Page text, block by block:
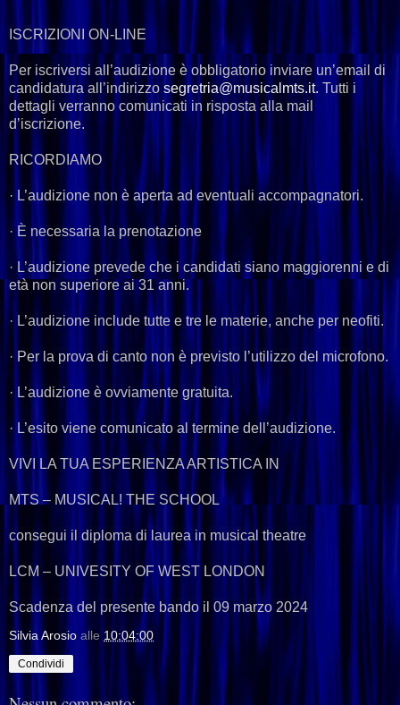
ISCRIZIONI ON-LINE
Per iscriversi all’audizione è obbligatorio inviare un’email di
candidatura all’indirizzo segretria@musicalmts.it. Tutti i
dettagli verranno comunicati in risposta alla mail
d’iscrizione.
RICORDIAMO
· L’audizione non è aperta ad eventuali accompagnatori.
· È necessaria la prenotazione
· L’audizione prevede che i candidati siano maggiorenni e di
età non superiore ai 31 anni.
· L’audizione include tutte e tre le materie, anche per neofiti.
· Per la prova di canto non è previsto l’utilizzo del microfono.
· L’audizione è ovviamente gratuita.
· L’esito viene comunicato al termine dell’audizione.
VIVI LA TUA ESPERIENZA ARTISTICA IN
MTS – MUSICAL! THE SCHOOL
consegui il diploma di laurea in musical theatre
LCM – UNIVESITY OF WEST LONDON
Scadenza del presente bando il 09 marzo 2024
Silvia Arosio alle 10:04:00
Condividi